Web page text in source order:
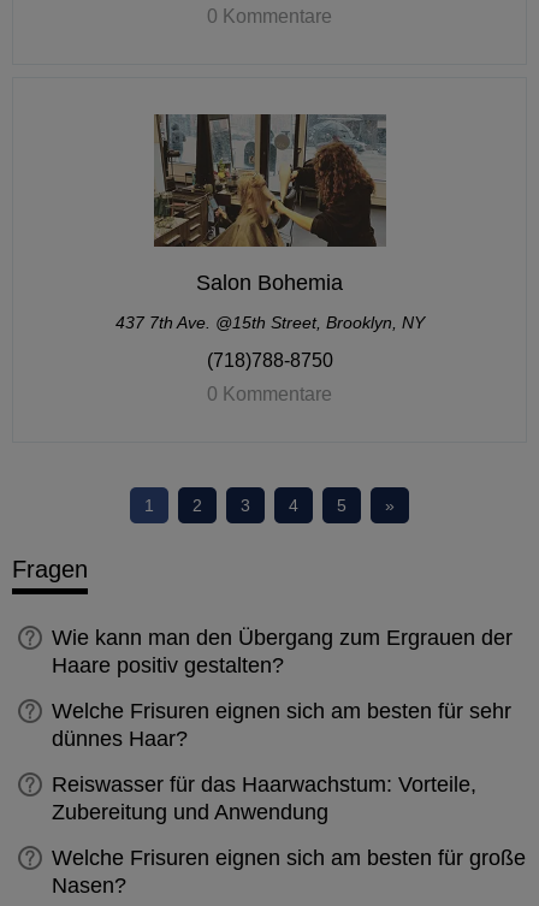
0 Kommentare
Salon Bohemia
437 7th Ave. @15th Street, Brooklyn, NY
(718)788-8750
0 Kommentare
1 2 3 4 5 »
Fragen
Wie kann man den Übergang zum Ergrauen der
Haare positiv gestalten?
Welche Frisuren eignen sich am besten für sehr
dünnes Haar?
Reiswasser für das Haarwachstum: Vorteile,
Zubereitung und Anwendung
Welche Frisuren eignen sich am besten für große
Nasen?